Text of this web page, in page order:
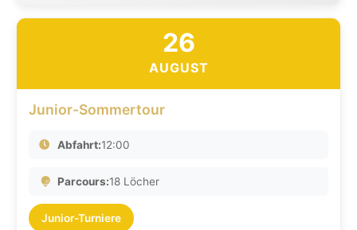
26
AUGUST
Junior-Sommertour
Abfahrt:12:00
Parcours:18 Löcher
Junior-Turniere